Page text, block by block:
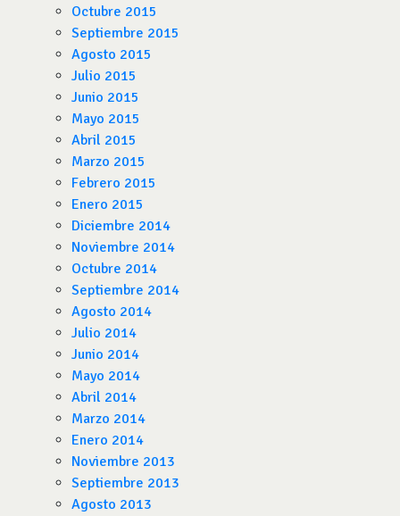
Octubre 2015
Septiembre 2015
Agosto 2015
Julio 2015
Junio 2015
Mayo 2015
Abril 2015
Marzo 2015
Febrero 2015
Enero 2015
Diciembre 2014
Noviembre 2014
Octubre 2014
Septiembre 2014
Agosto 2014
Julio 2014
Junio 2014
Mayo 2014
Abril 2014
Marzo 2014
Enero 2014
Noviembre 2013
Septiembre 2013
Agosto 2013